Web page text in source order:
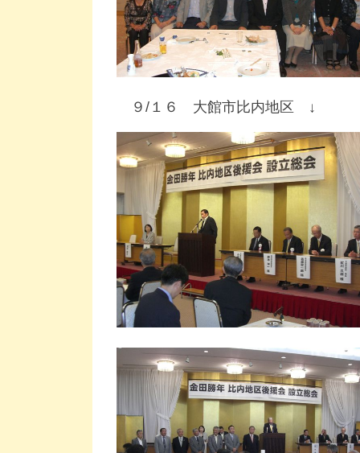
９/１６ 大館市比内地区 ↓